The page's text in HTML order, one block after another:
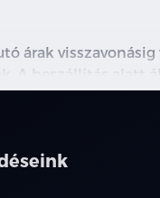
árak
A beszállítás alatt
autó